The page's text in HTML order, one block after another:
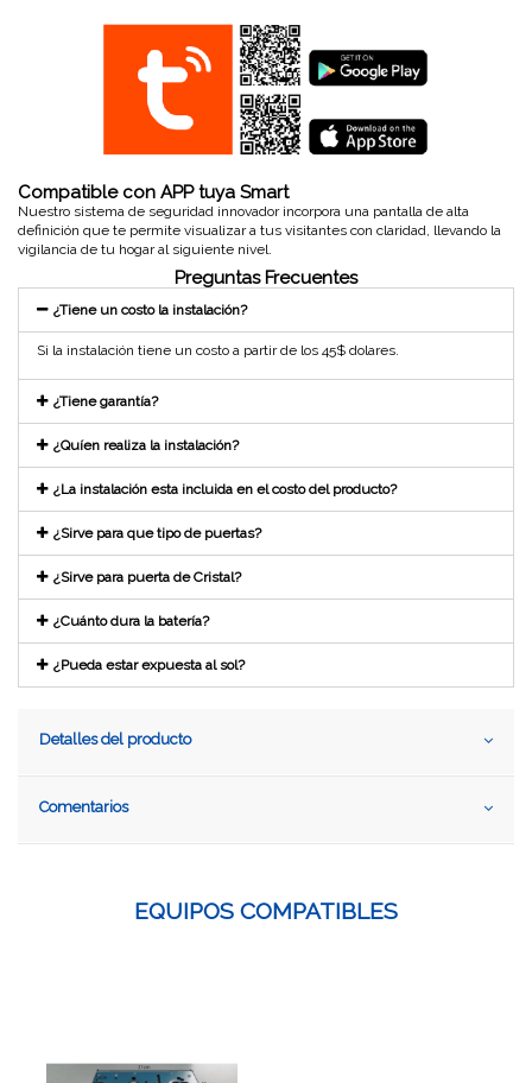
Compatible con APP tuya Smart
Nuestro sistema de seguridad innovador incorpora una pantalla de alta
definición que te permite visualizar a tus visitantes con claridad, llevando la
vigilancia de tu hogar al siguiente nivel.
Preguntas Frecuentes
¿Tiene un costo la instalación?
Si la instalación tiene un costo a partir de los 45$ dolares.
¿Tiene garantía?
¿Quíen realiza la instalación?
¿La instalación esta incluida en el costo del producto?
¿Sirve para que tipo de puertas?
¿Sirve para puerta de Cristal?
¿Cuánto dura la batería?
¿Pueda estar expuesta al sol?
Detalles del producto
Comentarios
EQUIPOS COMPATIBLES